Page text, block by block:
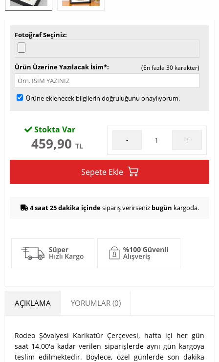
Fotoğraf Seçiniz
Ürün Üzerine Yazılacak İsim* (En fazla 30 karakter)
Ürüne eklenecek bilgilerin doğruluğunu onaylıyorum.
Stokta Var
459,90 TL
- +
Sepete Ekle
4 saat 25 dakika içindesipariş verirseniz bugün kargoda.
AÇIKLAMA YORUMLAR (0)
Rodeo Şövalyesi Karikatür Çerçevesi, hafta içi her gün
saat 14.00'a kadar verilen siparişlerde aynı gün kargoya
teslim edilmektedir. Böylece, özel günlerde son dakika